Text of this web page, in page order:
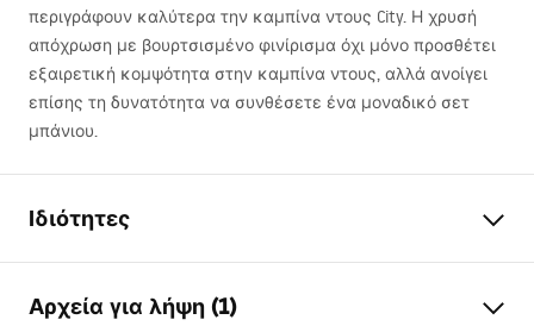
περιγράφουν καλύτερα την καμπίνα ντους City. Η χρυσή
απόχρωση με βουρτσισμένο φινίρισμα όχι μόνο προσθέτει
εξαιρετική κομψότητα στην καμπίνα ντους, αλλά ανοίγει
επίσης τη δυνατότητα να συνθέσετε ένα μοναδικό σετ
μπάνιου.
Ιδιότητες
τοίχος)
Αρχεία για λήψη (1)